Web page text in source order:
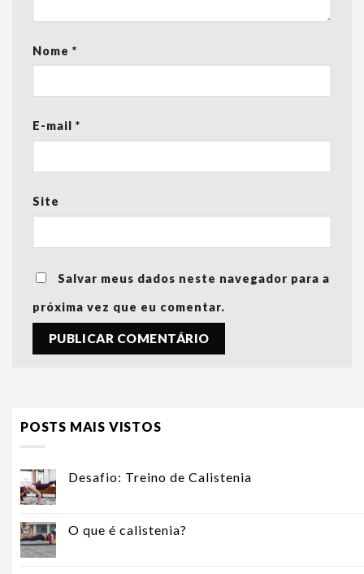
Nome *
E-mail *
Site
Salvar meus dados neste navegador para a
próxima vez que eu comentar.
POSTS MAIS VISTOS
Desafio: Treino de Calistenia
O que é calistenia?